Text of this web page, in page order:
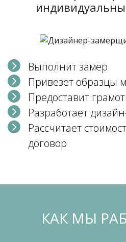
Выполнит замер
Привезет образцы
Предоставит
Разработает
Рассчитает
договор
КАК МЫ